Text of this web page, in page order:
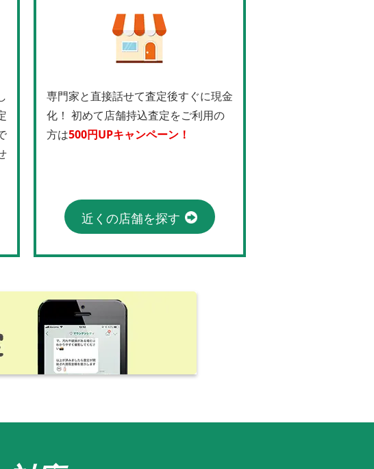
専門家と直接話せて査定後すぐに現金
化！ 初めて店舗持込査定をご利用の
方は500円UPキャンペーン！
近くの店舗を探す